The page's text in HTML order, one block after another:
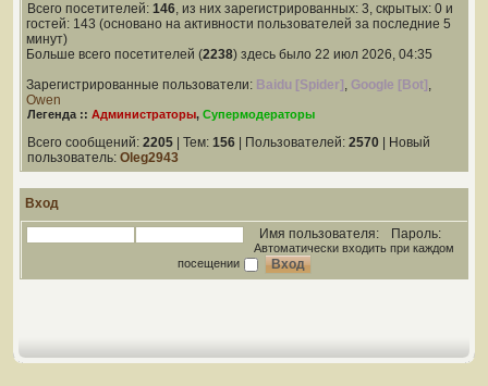
Всего посетителей: 146, из них зарегистрированных: 3, скрытых: 0 и
гостей: 143 (основано на активности пользователей за последние 5
минут)
Больше всего посетителей (2238) здесь было 22 июл 2026, 04:35
Зарегистрированные пользователи: Baidu [Spider] , Google [Bot] ,
Owen
Легенда :: Администраторы, Супермодераторы
Всего сообщений: 2205 | Тем: 156 | Пользователей: 2570 | Новый
пользователь: Oleg2943
Вход
Имя пользователя:
Пароль:
Автоматически входить при каждом
посещении